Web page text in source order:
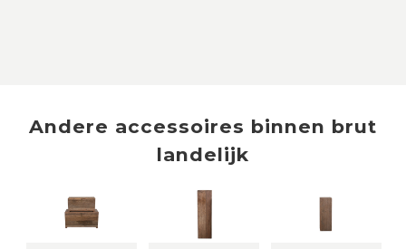
Andere accessoires binnen brut
landelijk